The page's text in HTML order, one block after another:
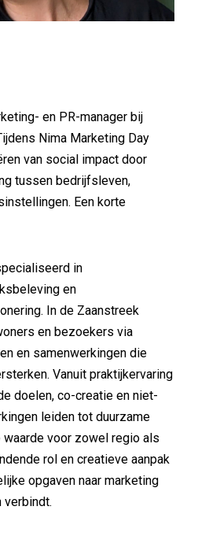
en PR-manager bij
Nima Marketing Day
van social impact door
tussen bedrijfsleven,
Een korte
in
en
In de Zaanstreek
en bezoekers via
en samenwerkingen die
Vanuit praktijkervaring
doelen, co-creatie en niet-
leiden tot duurzame
voor zowel regio als
rol en creatieve aanpak
opgaven naar marketing
verbindt.